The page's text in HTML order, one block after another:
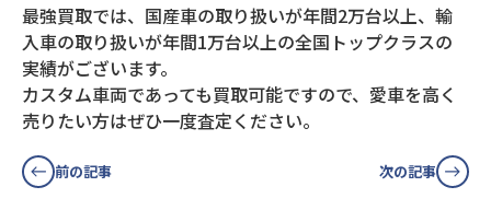
最強買取では、国産車の取り扱いが年間2万台以上、輸
入車の取り扱いが年間1万台以上の全国トップクラスの
実績がございます。
カスタム車両であっても買取可能ですので、愛車を高く
売りたい方はぜひ一度査定ください。
前の記事 次の記事